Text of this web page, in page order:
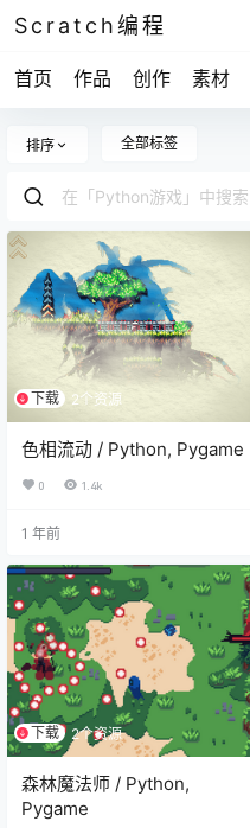
Scratch编程
首页 作品 创作 素材
排序 全部标签
下载 2个资源
色相流动 / Python, Pygame
0 1.4k
1 年前
下载 2个资源
森林魔法师 / Python,
Pygame